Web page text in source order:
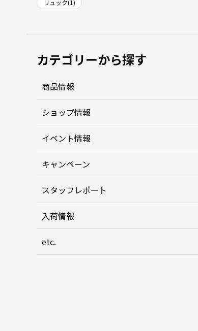
リュック(1)
カテゴリーから探す
商品情報
ショップ情報
イベント情報
キャンペーン
スタッフレポート
入荷情報
etc.